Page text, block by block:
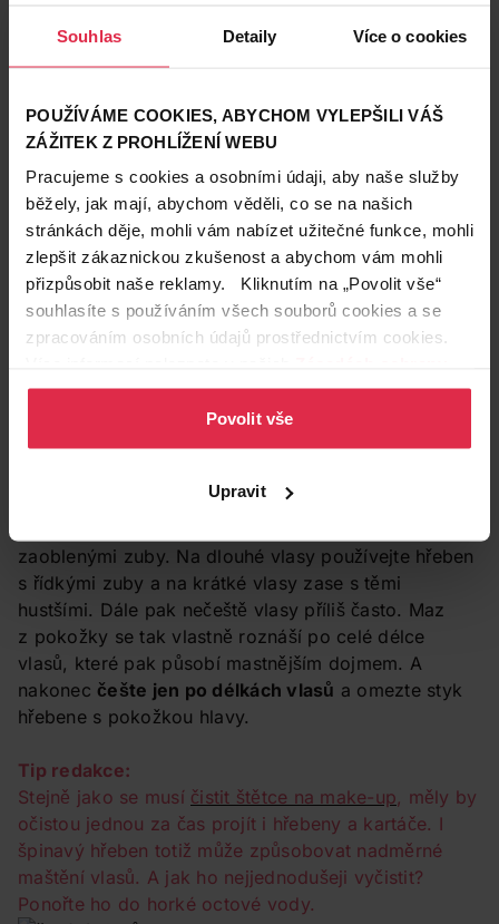
Souhlas Detaily Více o cookies
POUŽÍVÁME COOKIES, ABYCHOM VYLEPŠILI VÁŠ
ZÁŽITEK Z PROHLÍŽENÍ WEBU
Pracujeme s cookies a osobními údaji, aby naše služby
běžely, jak mají, abychom věděli, co se na našich
stránkách děje, mohli vám nabízet užitečné funkce, mohli
zlepšit zákaznickou zkušenost a abychom vám mohli
přizpůsobit naše reklamy. Kliknutím na „Povolit vše“
souhlasíte s používáním všech souborů cookies a se
zpracováním osobních údajů prostřednictvím cookies.
osobních údajů.
Povolit vše
Upravit
Krásné vlasy
26. 3. 2019
Nejčastější chyby při mytí vlasů. Děláte je také?
Vaše kštice pořád není v kondici, i když o ni pečujete
sebevíc? Možná je na vině špatný způsob mytí vlasů.
Zjistěte, co všechno jim ubírá na kráse a jak si vlastně
správně mýt vlasy. Poradí vám kadeřnice Eva
Znamenáčková.
vlasy Expert: Eva Znamenáčková
Přečíst článek
Možná se právě divíte, ale i způsob, jakým se
hřebeny a kartáče, které používáte, mají
na svědomí maštění vlasů. Odteď by pro vás měly
hlavy. Ta pak totiž produkuje více mazu.
zaoblenými zuby. Na dlouhé vlasy používejte hřeben
s řídkými zuby a na krátké vlasy zase s těmi
hustšími. Dále pak nečeště vlasy příliš často. Maz
z pokožky se tak vlastně roznáší po celé délce
vlasů, které pak působí mastnějším dojmem. A
nakonec češte jen po délkách vlasů a omezte styk
hřebene s pokožkou hlavy.
Tip redakce:
Stejně jako se musí čistit štětce na make-up, měly by
očistou jednou za čas projít i hřebeny a kartáče. I
špinavý hřeben totiž může způsobovat nadměrné
maštění vlasů. A jak ho nejjednodušeji vyčistit?
Ponořte ho do horké octové vody.